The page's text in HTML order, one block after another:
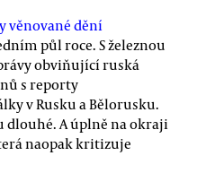
věnované dění
půl roce. S železnou
obviňující ruská
s reporty
v Rusku a Bělorusku.
dlouhé. A úplně na okraji
naopak kritizuje